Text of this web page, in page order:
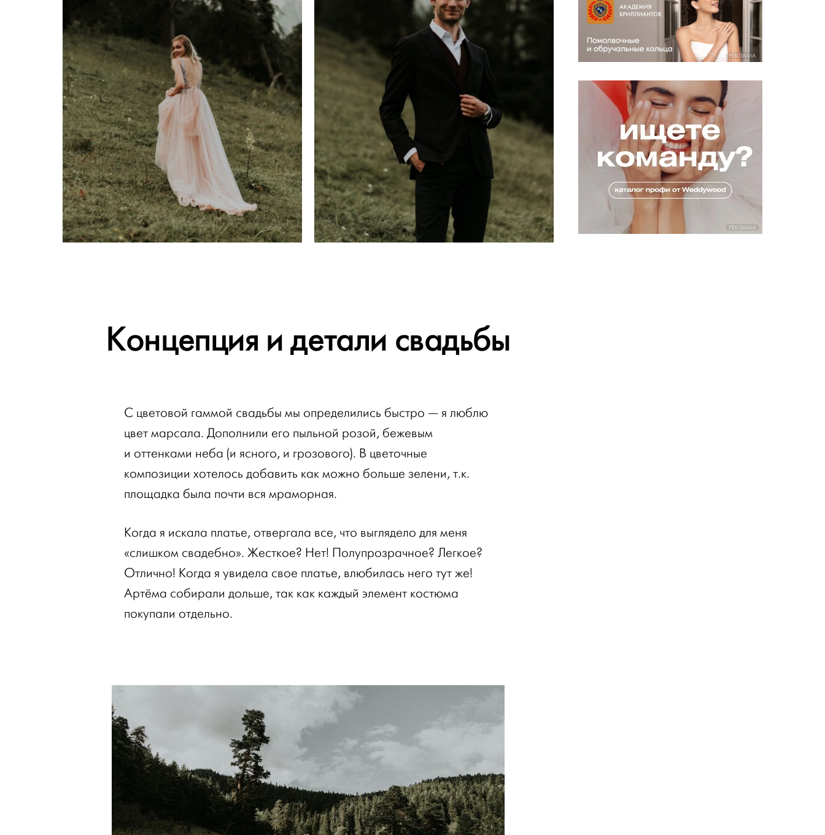
Концепция и детали свадьбы
С цветовой гаммой свадьбы мы определились быстро — я люблю
цвет марсала. Дополнили его пыльной розой, бежевым
и оттенками неба (и ясного, и грозового). В цветочные
композиции хотелось добавить как можно больше зелени, т.к.
площадка была почти вся мраморная.
Когда я искала платье, отвергала все, что выглядело для меня
«слишком свадебно». Жесткое? Нет! Полупрозрачное? Легкое?
Отлично! Когда я увидела свое платье, влюбилась него тут же!
Артёма собирали дольше, так как каждый элемент костюма
покупали отдельно.
РЕКЛАМА
РЕКЛАМА